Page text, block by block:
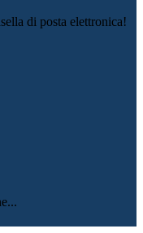
di posta elettronica!